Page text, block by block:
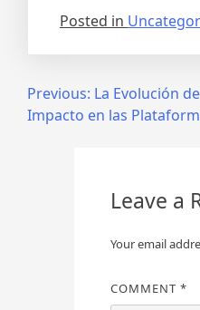
Posted in
Post
navigation
Previous: La Evolución
Impacto en las
Leave a
Your email
COMMENT *